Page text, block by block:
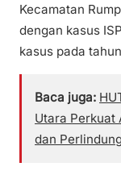
Kecamatan
dengan kasus
kasus pada
Baca juga:
Utara Perkuat
dan